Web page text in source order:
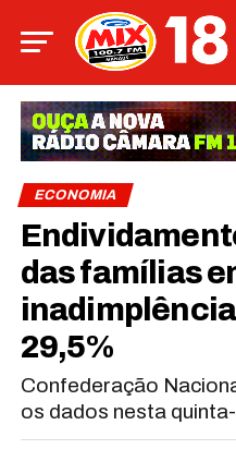
ECONOMIA
das famílias
29,5%
Confederação
os dados nesta